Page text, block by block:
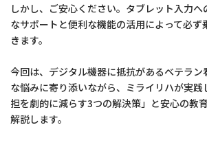
しかし、ご安心ください。タブレット入力
なサポートと便利な機能の活用によって必ず
きます。
今回は、デジタル機器に抵抗があるベテラ
な悩みに寄り添いながら、ミライリハが実践
担を劇的に減らす3つの解決策」と安心の教
解説します。